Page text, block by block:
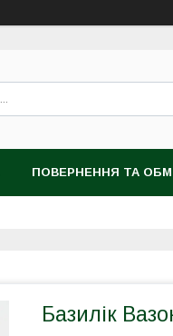
ПОВЕРНЕННЯ ТА
Базилік